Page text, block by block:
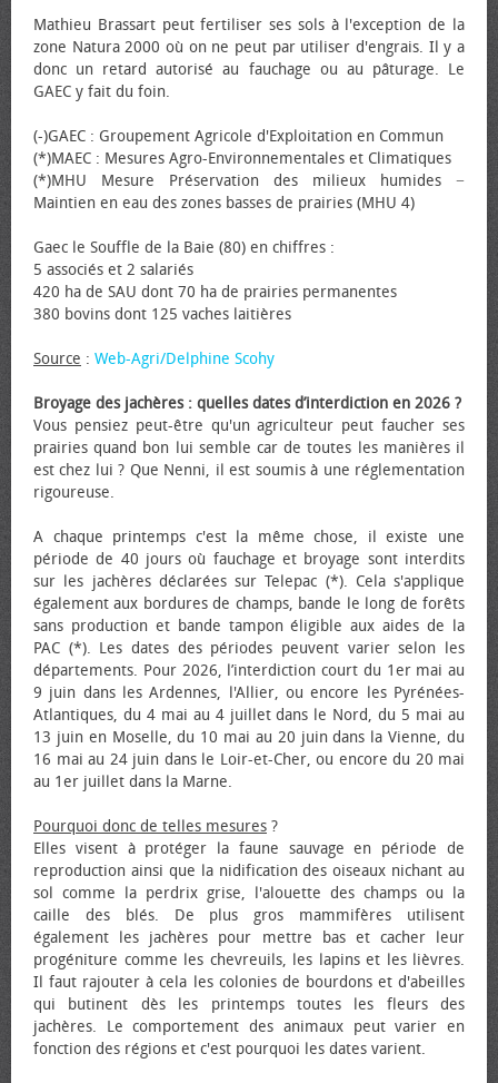
Mathieu Brassart peut fertiliser ses sols à l'exception de la
zone Natura 2000 où on ne peut par utiliser d'engrais. Il y a
donc un retard autorisé au fauchage ou au pâturage. Le
GAEC y fait du foin.
(-)GAEC : Groupement Agricole d'Exploitation en Commun
(*)MAEC : Mesures Agro-Environnementales et Climatiques
(*)MHU Mesure Préservation des milieux humides −
Maintien en eau des zones basses de prairies (MHU 4)
Gaec le Souffle de la Baie (80) en chiffres :
5 associés et 2 salariés
420 ha de SAU dont 70 ha de prairies permanentes
380 bovins dont 125 vaches laitières
Source : Web-Agri/Delphine Scohy
Broyage des jachères : quelles dates d’interdiction en 2026 ?
Vous pensiez peut-être qu'un agriculteur peut faucher ses
prairies quand bon lui semble car de toutes les manières il
est chez lui ? Que Nenni, il est soumis à une réglementation
rigoureuse.
A chaque printemps c'est la même chose, il existe une
période de 40 jours où fauchage et broyage sont interdits
sur les jachères déclarées sur Telepac (*). Cela s'applique
également aux bordures de champs, bande le long de forêts
sans production et bande tampon éligible aux aides de la
PAC (*). Les dates des périodes peuvent varier selon les
départements. Pour 2026, l’interdiction court du 1er mai au
9 juin dans les Ardennes, l'Allier, ou encore les Pyrénées-
Atlantiques, du 4 mai au 4 juillet dans le Nord, du 5 mai au
13 juin en Moselle, du 10 mai au 20 juin dans la Vienne, du
16 mai au 24 juin dans le Loir-et-Cher, ou encore du 20 mai
au 1er juillet dans la Marne.
Pourquoi donc de telles mesures ?
Elles visent à protéger la faune sauvage en période de
reproduction ainsi que la nidification des oiseaux nichant au
sol comme la perdrix grise, l'alouette des champs ou la
caille des blés. De plus gros mammifères utilisent
également les jachères pour mettre bas et cacher leur
progéniture comme les chevreuils, les lapins et les lièvres.
Il faut rajouter à cela les colonies de bourdons et d'abeilles
qui butinent dès les printemps toutes les fleurs des
jachères. Le comportement des animaux peut varier en
fonction des régions et c'est pourquoi les dates varient.